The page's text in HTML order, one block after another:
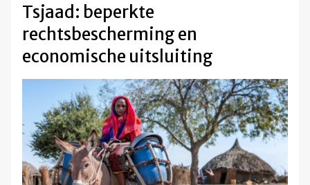
Tsjaad: beperkte
rechtsbescherming en
economische uitsluiting